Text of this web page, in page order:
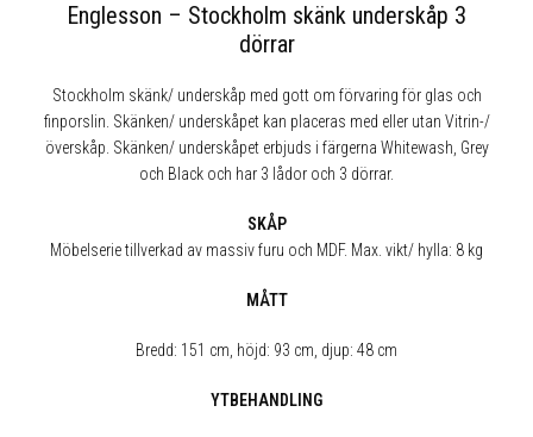
Englesson – Stockholm skänk underskåp 3
dörrar
Stockholm skänk/ underskåp med gott om förvaring för glas och
finporslin. Skänken/ underskåpet kan placeras med eller utan Vitrin-/
överskåp. Skänken/ underskåpet erbjuds i färgerna Whitewash, Grey
och Black och har 3 lådor och 3 dörrar.
SKÅP
Möbelserie tillverkad av massiv furu och MDF. Max. vikt/ hylla: 8 kg
MÅTT
Bredd: 151 cm, höjd: 93 cm, djup: 48 cm
YTBEHANDLING